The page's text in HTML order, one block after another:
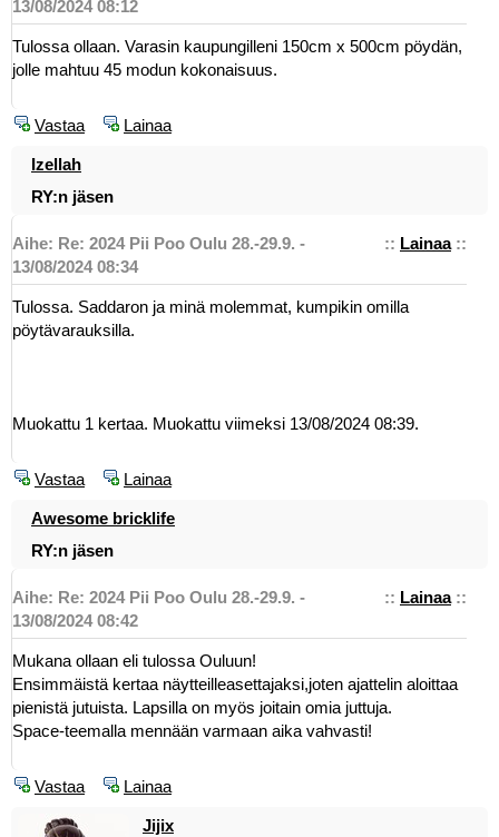
13/08/2024 08:12
Tulossa ollaan. Varasin kaupungilleni 150cm x 500cm pöydän,
jolle mahtuu 45 modun kokonaisuus.
Vastaa Lainaa
Izellah
RY:n jäsen
:: Lainaa::
Aihe: Re: 2024 Pii Poo Oulu 28.-29.9. -
13/08/2024 08:34
Tulossa. Saddaron ja minä molemmat, kumpikin omilla
pöytävarauksilla.
Muokattu 1 kertaa. Muokattu viimeksi 13/08/2024 08:39.
Vastaa Lainaa
Awesome bricklife
RY:n jäsen
:: Lainaa::
Aihe: Re: 2024 Pii Poo Oulu 28.-29.9. -
13/08/2024 08:42
Mukana ollaan eli tulossa Ouluun!
Ensimmäistä kertaa näytteilleasettajaksi,joten ajattelin aloittaa
pienistä jutuista. Lapsilla on myös joitain omia juttuja.
Space-teemalla mennään varmaan aika vahvasti!
Vastaa Lainaa
Jijix